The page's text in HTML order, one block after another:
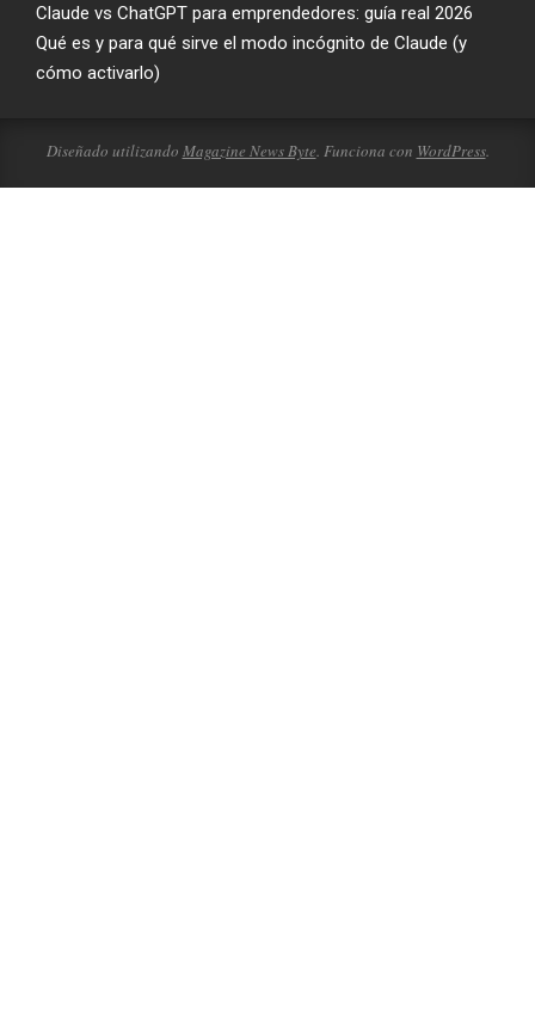
Claude vs ChatGPT para emprendedores: guía real 2026
Qué es y para qué sirve el modo incógnito de Claude (y
cómo activarlo)
Diseñado utilizando Magazine News Byte. Funciona con WordPress.